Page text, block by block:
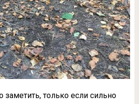
только если сильно